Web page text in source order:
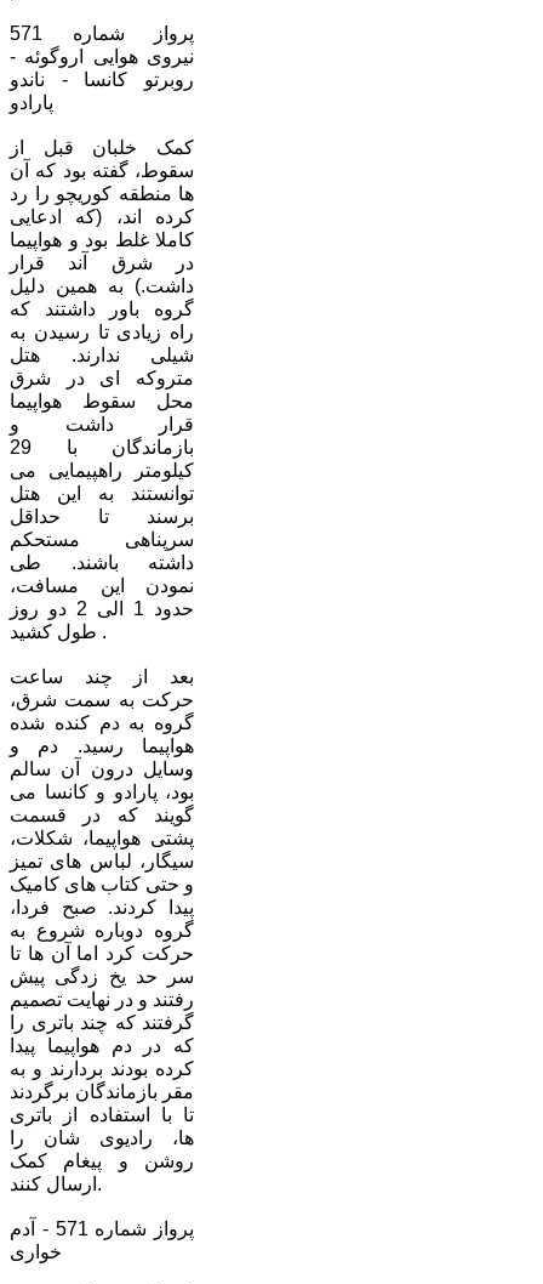
پرواز شماره 571
نیروی هوایی اروگوئه -
روبرتو کانسا - ناندو
پارادو
کمک خلبان قبل از
سقوط، گفته بود که آن
ها منطقه کوریچو را رد
کرده اند، (که ادعایی
کاملا غلط بود و هواپیما
در شرق آند قرار
داشت.) به همین دلیل
گروه باور داشتند که
راه زیادی تا رسیدن به
شیلی ندارند. هتل
متروکه ای در شرق
محل سقوط هواپیما
قرار داشت و
بازماندگان با 29
کیلومتر راهپیمایی می
توانستند به این هتل
برسند تا حداقل
سرپناهی مستحکم
داشته باشند. طی
نمودن این مسافت،
حدود 1 الی 2 دو روز
طول کشید .
بعد از چند ساعت
حرکت به سمت شرق،
گروه به دم کنده شده
هواپیما رسید. دم و
وسایل درون آن سالم
بود، پارادو و کانسا می
گویند که در قسمت
پشتی هواپیما، شکلات،
سیگار، لباس های تمیز
و حتی کتاب های کامیک
پیدا کردند. صبح فردا،
گروه دوباره شروع به
حرکت کرد اما آن ها تا
سر حد یخ زدگی پیش
رفتند و در نهایت تصمیم
گرفتند که چند باتری را
که در دم هواپیما پیدا
کرده بودند بردارند و به
مقر بازماندگان برگردند
تا با استفاده از باتری
ها، رادیوی شان را
روشن و پیغام کمک
ارسال کنند.
پرواز شماره 571 - آدم
خواری